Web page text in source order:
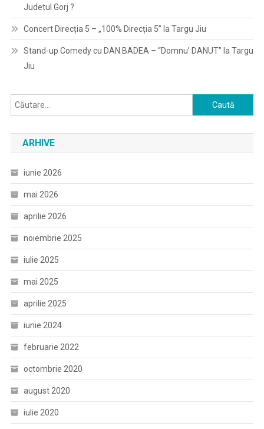
Judetul Gorj ?
Concert Direcția 5 – „100% Direcția 5” la Targu Jiu
Stand-up Comedy cu DAN BADEA – “Domnu’ DANUT” la Targu
Jiu
Caută
după:
ARHIVE
iunie 2026
mai 2026
aprilie 2026
noiembrie 2025
iulie 2025
mai 2025
aprilie 2025
iunie 2024
februarie 2022
octombrie 2020
august 2020
iulie 2020